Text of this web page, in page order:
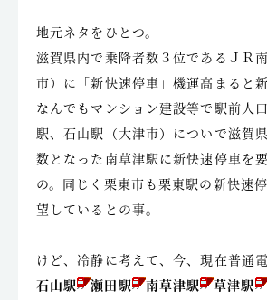
地元ネタをひとつ。
滋賀県内で乗降者数３位であるＪＲ
市）に「新快速停車」機運高まると新
なんでもマンション建設等で駅前人
駅、石山駅（大津市）についで滋賀
数となった南草津駅に新快速停車を
の。同じく栗東市も栗東駅の新快速
望しているとの事。
けど、冷静に考えて、今、現在普通
石山駅
瀬田駅 南草津駅 草津駅